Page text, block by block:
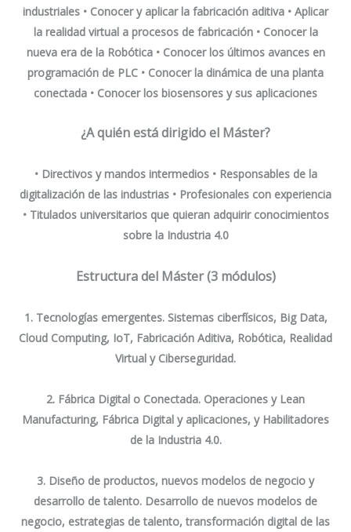
industriales • Conocer y aplicar la fabricación aditiva • Aplicar
la realidad virtual a procesos de fabricación • Conocer la
nueva era de la Robótica • Conocer los últimos avances en
programación de PLC • Conocer la dinámica de una planta
conectada • Conocer los biosensores y sus aplicaciones
¿A quién está dirigido el Máster?
• Directivos y mandos intermedios • Responsables de la
digitalización de las industrias • Profesionales con experiencia
• Titulados universitarios que quieran adquirir conocimientos
sobre la Industria 4.0
Estructura del Máster (3 módulos)
1. Tecnologías emergentes.Sistemas ciberfísicos, Big Data,
Cloud Computing, IoT, Fabricación Aditiva, Robótica, Realidad
Virtual y Ciberseguridad.
2. Fábrica Digital o Conectada. Operaciones y Lean
Manufacturing, Fábrica Digital y aplicaciones, y Habilitadores
de la Industria 4.0.
3. Diseño de productos, nuevos modelos de negocio y
desarrollo de talento. Desarrollo de nuevos modelos de
negocio, estrategias de talento, transformación digital de las